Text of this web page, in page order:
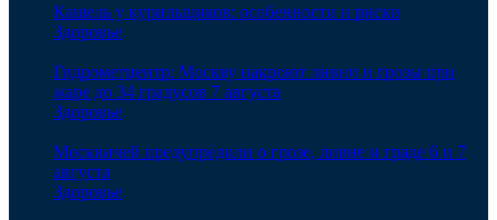
Кашель у курильщиков: особенности и риски
Здоровье
Гидрометцентр: Москву накроют ливни и грозы при
жаре до 34 градусов 7 августа
Здоровье
Москвичей предупредили о грозе, ливне и граде 6 и 7
августа
Здоровье